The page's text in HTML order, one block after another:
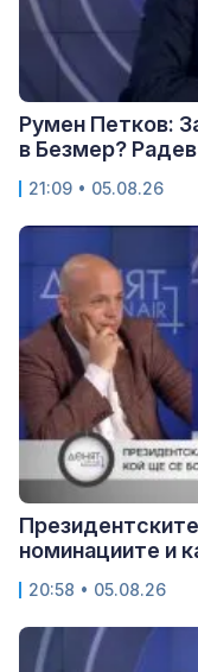
Румен Петков:
в Безмер?
21:09 • 05.08.26
номинациите и
20:58 • 05.08.26